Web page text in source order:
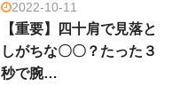
2022-10-11
【重要】四十肩で見落と
しがちな〇〇？たった３
秒で腕…